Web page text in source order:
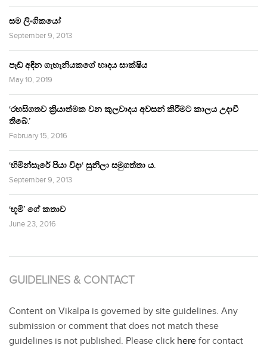
සම ලිංගිකයෝ
September 9, 2013
පෑඩ් අඳින ගැහැනියකගේ හෘදය සාක්ෂිය
May 10, 2019
‘රහසිගතව ක්‍රියාත්මක වන කුලවාදය අවසන් කිරීමට කාලය උදාවී
තිබේ.’
February 15, 2016
‘හිමින්සැරේ පියා විදා‘ සුනිලා සමුගත්තා ය.
September 9, 2013
‘භූමි’ ගේ කතාව
June 23, 2016
GUIDELINES & CONTACT
Content on Vikalpa is governed by site guidelines. Any
submission or comment that does not match these
guidelines is not published. Please click here for contact